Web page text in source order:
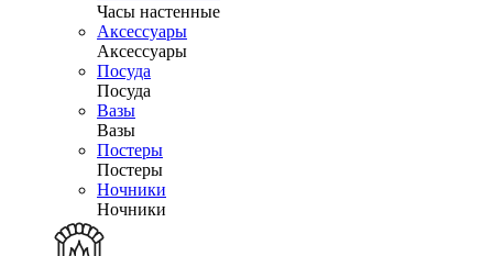
Часы настенные
Аксессуары
Аксессуары
Посуда
Посуда
Вазы
Вазы
Постеры
Постеры
Ночники
Ночники